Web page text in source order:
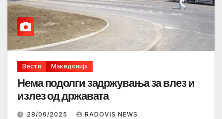
Вести Македонија
Нема подолги задржувања за влез и
излез од државата
28/09/2025 RADOVIS NEWS